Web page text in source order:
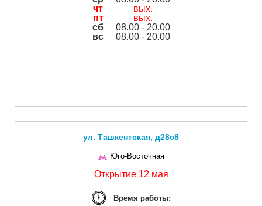
чт
вых.
пт
вых.
сб
08.00 - 20.00
вс
08.00 - 20.00
ул. Ташкентская, д28с8
Юго-Восточная
Открытие 12 мая
Время работы: